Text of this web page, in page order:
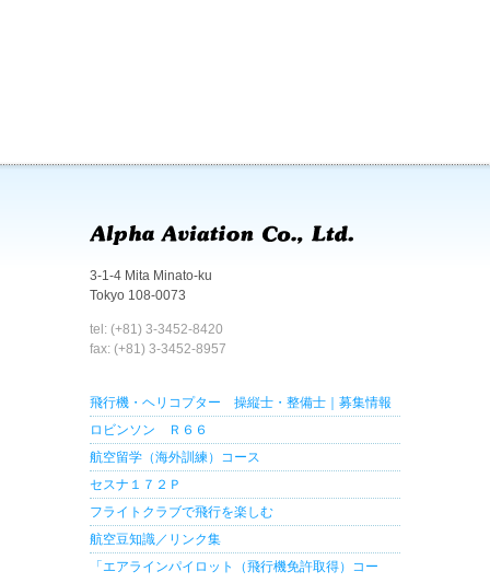
3-1-4 Mita Minato-ku
Tokyo 108-0073
tel: (+81) 3-3452-8420
fax: (+81) 3-3452-8957
飛行機・ヘリコプター 操縦士・整備士｜募集情報
ロビンソン Ｒ６６
航空留学（海外訓練）コース
セスナ１７２Ｐ
フライトクラブで飛行を楽しむ
航空豆知識／リンク集
「エアラインパイロット（飛行機免許取得）コー